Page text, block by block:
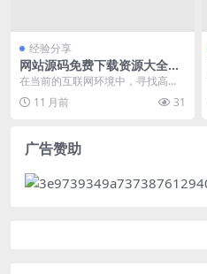
经验分享
网站源码免费下载资源大全及
SEO优化实践
在当前的互联网环境中，寻找高质
量的网站源码免费下载资源是许多
开发者、创业者和设计...
11 月前 31
广告赞助